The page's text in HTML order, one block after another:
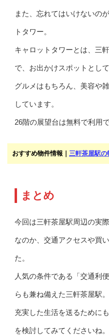
また、忘れてはいけないの
トタワー。
キャロットタワーとは、三
で、お出かけスポットとし
グルメはもちろん、美容や
しています。
26階の展望台は無料で利用
おすすめ物件情報｜ 三軒茶屋駅の
まとめ
今回は三軒茶屋駅周辺の実
なのか、交通アクセスや買
た。
人気の条件である「交通利
らも兼ね備えた三軒茶屋駅。
充実した生活を送るために
を検討してみてくださいね。